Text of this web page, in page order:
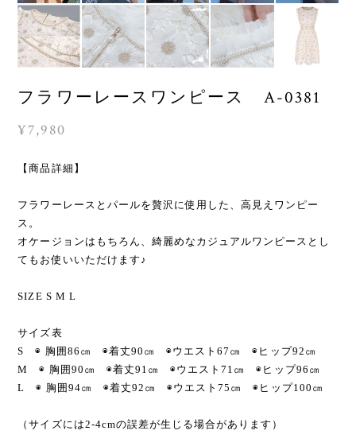
フラワーレースワンピース A-0381
¥7,980
【商品詳細】
フラワーレースとパールを贅沢に使用した、高見えワンピー
ス。
オケージョンはもちろん、綺麗めなカジュアルワンピースとし
てもお使いいただけます♪
SIZE S M L
サイズ表
S ◉ 胸囲86㎝ ◉着丈90㎝ ◉ウエスト67㎝ ◉ヒップ92㎝
M ◉ 胸囲90㎝ ◉着丈91㎝ ◉ウエスト71㎝ ◉ヒップ96㎝
L ◉ 胸囲94㎝ ◉着丈92㎝ ◉ウエスト75㎝ ◉ヒップ100㎝
（サイズには2-4cmの誤差が生じる場合があります）